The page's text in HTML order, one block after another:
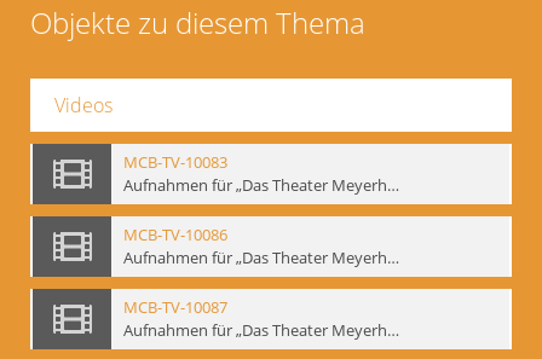
Objekte zu diesem Thema
Videos
MCB-TV-10083
Aufnahmen für „Das Theater Meyerholds und die Biomechanik“ (1). Demonstration der Etüde „Die Ohrfeige“ in verschiedenen Variationen, Ausschnitt 1 - Interne Signatur: BM-vid-1_A1
MCB-TV-10086
Aufnahmen für „Das Theater Meyerholds und die Biomechanik“ (2). Demonstration der Etüde „Die Ohrfeige“ in verschiedenen Variationen, Ausschnitt 1 - Interne Signatur: BM-vid-2_A1
MCB-TV-10087
Aufnahmen für „Das Theater Meyerholds und die Biomechanik“ (2). Demonstration der Etüde „Die Ohrfeige“ in verschiedenen Variationen, Ausschnitt 2 - Interne Signatur: BM-vid-2_A2